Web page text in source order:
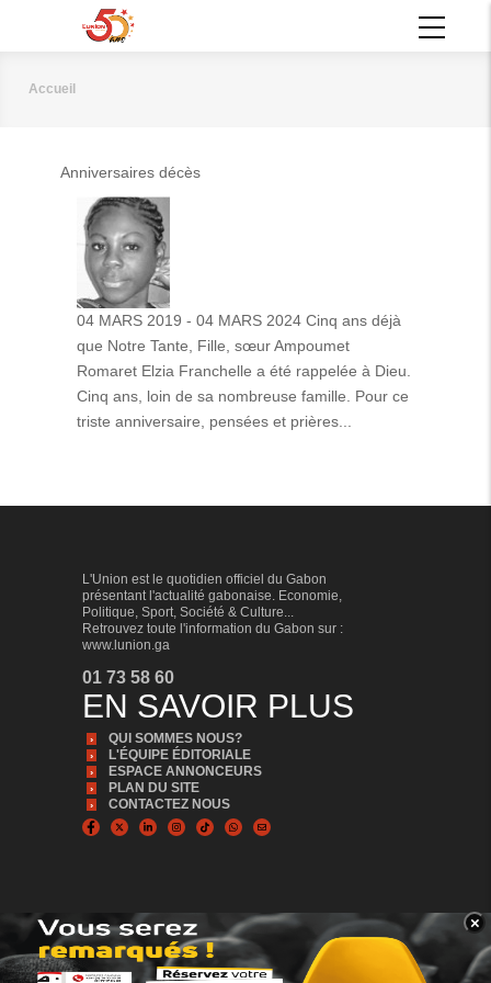
principal
Fil
Accueil
Anniversaires décès
04 MARS 2019 - 04 MARS 2024 Cinq ans déjà
que Notre Tante, Fille, sœur Ampoumet
Romaret Elzia Franchelle a été rappelée à Dieu.
Cinq ans, loin de sa nombreuse famille. Pour ce
triste anniversaire, pensées et prières...
BANNER_BAS
×
L'Union est le quotidien officiel du Gabon
présentant l'actualité gabonaise. Economie,
Politique, Sport, Société & Culture...
Retrouvez toute l'information du Gabon sur :
www.lunion.ga
01 73 58 60
EN SAVOIR PLUS
QUI SOMMES NOUS?
L'ÉQUIPE ÉDITORIALE
ESPACE ANNONCEURS
PLAN DU SITE
CONTACTEZ NOUS
© Copyright 2024, Tous droits réservés | L'Union est édité par la Sonapresse